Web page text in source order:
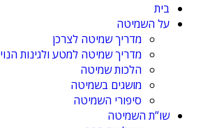
בית
על השמיטה
מדריך שמיטה לצרכן
מדריך שמיטה למטע ולגינות הנוי
הלכות שמיטה
מושגים בשמיטה
סיפורי השמיטה
שו”ת השמיטה